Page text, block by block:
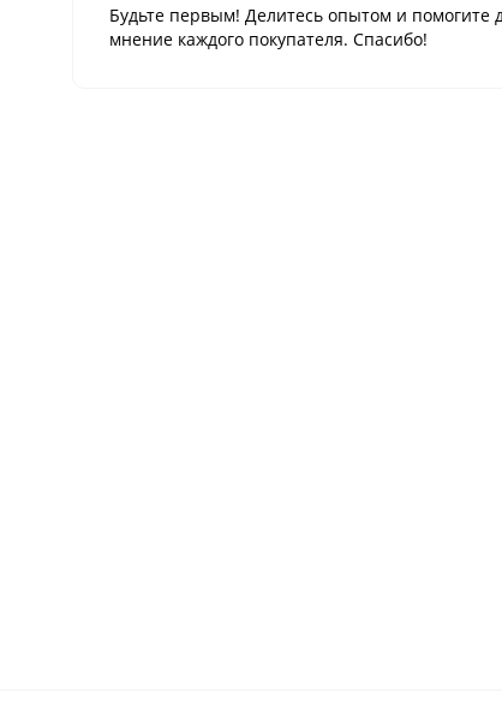
Будьте первым! Делитесь опытом и помогите
мнение каждого покупателя. Спасибо!